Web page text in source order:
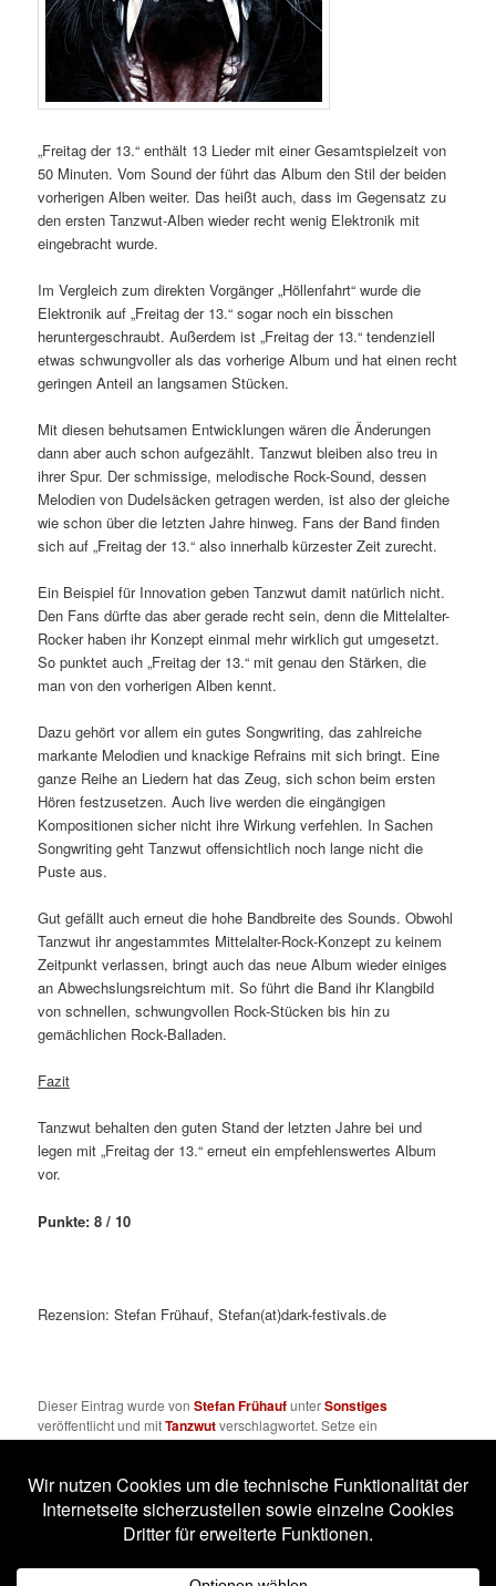
„Freitag der 13.“ enthält 13 Lieder mit einer Gesamtspielzeit von
50 Minuten. Vom Sound der führt das Album den Stil der beiden
vorherigen Alben weiter. Das heißt auch, dass im Gegensatz zu
den ersten Tanzwut-Alben wieder recht wenig Elektronik mit
eingebracht wurde.
Im Vergleich zum direkten Vorgänger „Höllenfahrt“ wurde die
Elektronik auf „Freitag der 13.“ sogar noch ein bisschen
heruntergeschraubt. Außerdem ist „Freitag der 13.“ tendenziell
etwas schwungvoller als das vorherige Album und hat einen recht
geringen Anteil an langsamen Stücken.
Mit diesen behutsamen Entwicklungen wären die Änderungen
dann aber auch schon aufgezählt. Tanzwut bleiben also treu in
ihrer Spur. Der schmissige, melodische Rock-Sound, dessen
Melodien von Dudelsäcken getragen werden, ist also der gleiche
wie schon über die letzten Jahre hinweg. Fans der Band finden
sich auf „Freitag der 13.“ also innerhalb kürzester Zeit zurecht.
Ein Beispiel für Innovation geben Tanzwut damit natürlich nicht.
Den Fans dürfte das aber gerade recht sein, denn die Mittelalter-
Rocker haben ihr Konzept einmal mehr wirklich gut umgesetzt.
So punktet auch „Freitag der 13.“ mit genau den Stärken, die
man von den vorherigen Alben kennt.
Dazu gehört vor allem ein gutes Songwriting, das zahlreiche
markante Melodien und knackige Refrains mit sich bringt. Eine
ganze Reihe an Liedern hat das Zeug, sich schon beim ersten
Hören festzusetzen. Auch live werden die eingängigen
Kompositionen sicher nicht ihre Wirkung verfehlen. In Sachen
Songwriting geht Tanzwut offensichtlich noch lange nicht die
Puste aus.
Gut gefällt auch erneut die hohe Bandbreite des Sounds. Obwohl
Tanzwut ihr angestammtes Mittelalter-Rock-Konzept zu keinem
Zeitpunkt verlassen, bringt auch das neue Album wieder einiges
an Abwechslungsreichtum mit. So führt die Band ihr Klangbild
von schnellen, schwungvollen Rock-Stücken bis hin zu
gemächlichen Rock-Balladen.
Fazit
Tanzwut behalten den guten Stand der letzten Jahre bei und
legen mit „Freitag der 13.“ erneut ein empfehlenswertes Album
vor.
Punkte: 8 / 10
Rezension: Stefan Frühauf, Stefan(at)dark-festivals.de
Dieser Eintrag wurde vonStefan FrühaufunterSonstiges
veröffentlicht und mitTanzwutverschlagwortet. Setze ein
Lesezeichen für denPermalink.
Impressum